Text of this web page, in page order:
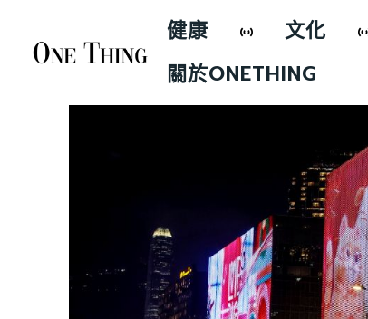
健康 文化
關於ONETHING